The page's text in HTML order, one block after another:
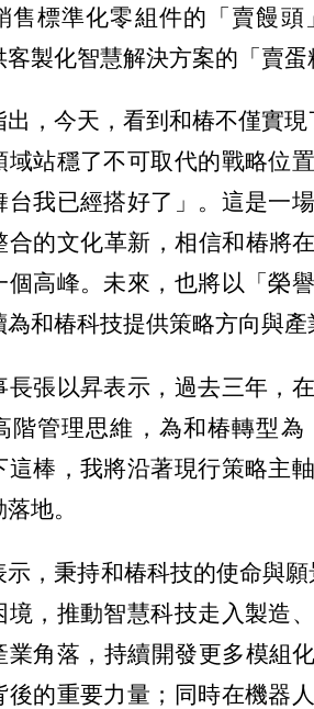
售標準化零組件的「賣饅
製化智慧解決方案的「賣蛋
出，今天，看到和椿不僅實
域站穩了不可取代的戰略位
台我已經搭好了」。這是一
合的文化革新，相信和椿將
個高峰。未來，也將以「榮
和椿科技提供策略方向與產
長張以昇表示，過去三年，
階管理思維，為和椿轉型
這棒，我將沿著現行策略主
地。
示，秉持和椿科技的使命與
境，推動智慧科技走入製造
業角落，持續開發更多模組
後的重要力量；同時在機器